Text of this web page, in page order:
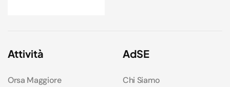
Attività
Orsa Maggiore
AdSE
Chi Siamo